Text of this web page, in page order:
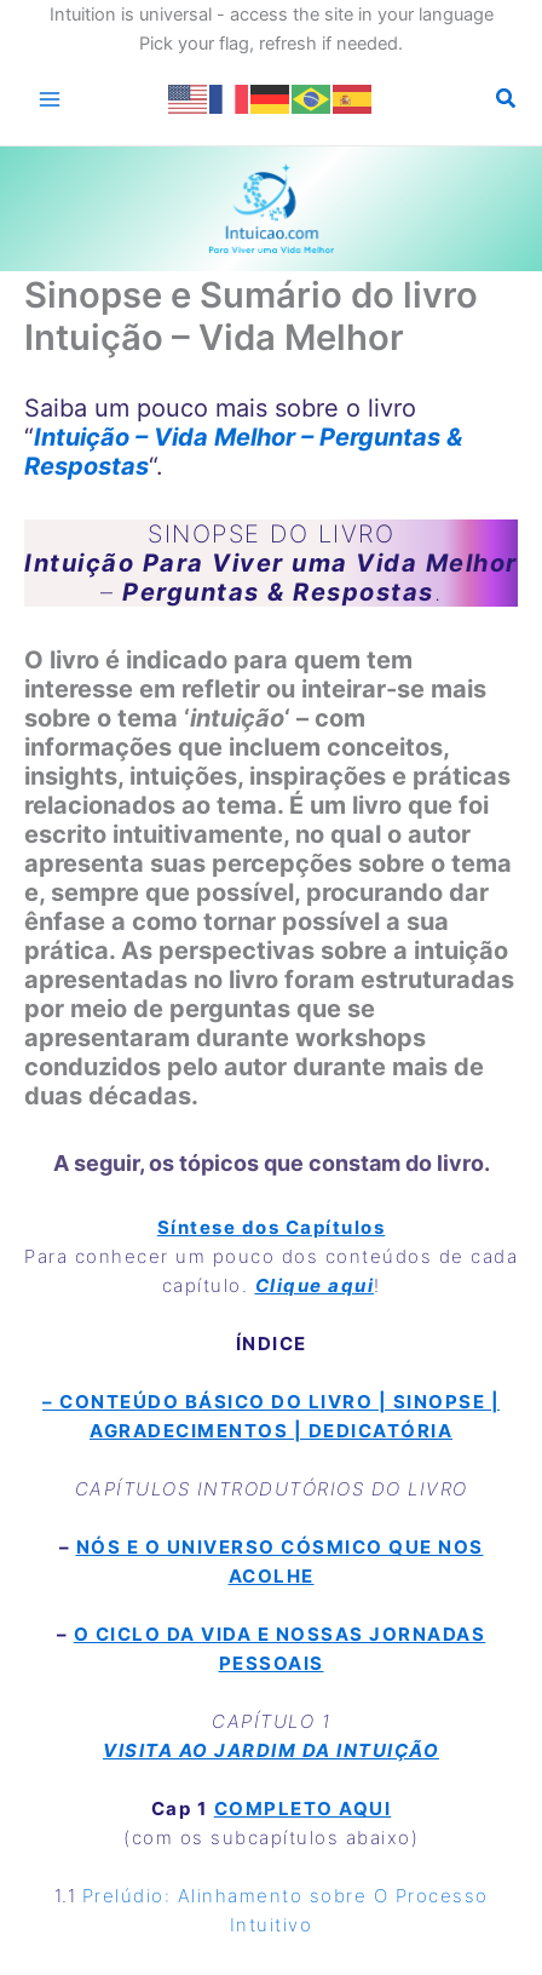
Intuition is universal - access the site in your language
Pick your flag, refresh if needed.
Sinopse e Sumário do livro
Intuição – Vida Melhor
Saiba um pouco mais sobre o livro
“Intuição – Vida Melhor – Perguntas &
Respostas“.
SINOPSE DO LIVRO
Intuição Para Viver uma Vida Melhor
– Perguntas & Respostas.
O livro é indicado para quem tem
interesse em refletir ou inteirar-se mais
sobre o tema ‘intuição‘ – com
informações que incluem conceitos,
insights, intuições, inspirações e práticas
relacionados ao tema. É um livro que foi
escrito intuitivamente, no qual o autor
apresenta suas percepções sobre o tema
e, sempre que possível, procurando dar
ênfase a como tornar possível a sua
prática. As perspectivas sobre a intuição
apresentadas no livro foram estruturadas
por meio de perguntas que se
apresentaram durante workshops
conduzidos pelo autor durante mais de
duas décadas.
A seguir, os tópicos que constam do livro.
Síntese dos Capítulos
Para conhecer um pouco dos conteúdos de cada
capítulo. Clique aqui!
ÍNDICE
– CONTEÚDO BÁSICO DO LIVRO | SINOPSE |
AGRADECIMENTOS | DEDICATÓRIA
CAPÍTULOS INTRODUTÓRIOS DO LIVRO
– NÓS E O UNIVERSO CÓSMICO QUE NOS
ACOLHE
– O CICLO DA VIDA E NOSSAS JORNADAS
PESSOAIS
CAPÍTULO 1
VISITA AO JARDIM DA INTUIÇÃO
Cap 1 COMPLETO AQUI
(com os subcapítulos abaixo)
1.1 Prelúdio: Alinhamento sobre O Processo
Intuitivo